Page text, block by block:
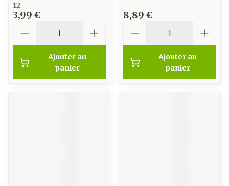
12
3,99 €
Ajouter au
panier
8,89 €
Ajouter au
panier